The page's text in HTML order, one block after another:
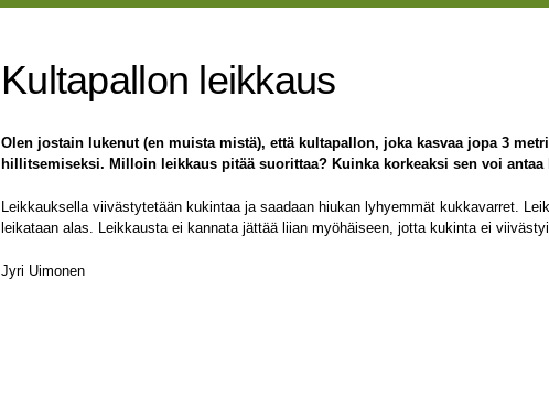
Kultapallon leikkaus
Olen jostain lukenut (en muista mistä), että kultapallon, joka kasvaa jopa 3
hillitsemiseksi. Milloin leikkaus pitää suorittaa? Kuinka korkeaksi sen voi
Leikkauksella viivästytetään kukintaa ja saadaan hiukan lyhyemmät kukkavarret.
leikataan alas. Leikkausta ei kannata jättää liian myöhäiseen, jotta kukinta ei
Jyri Uimonen